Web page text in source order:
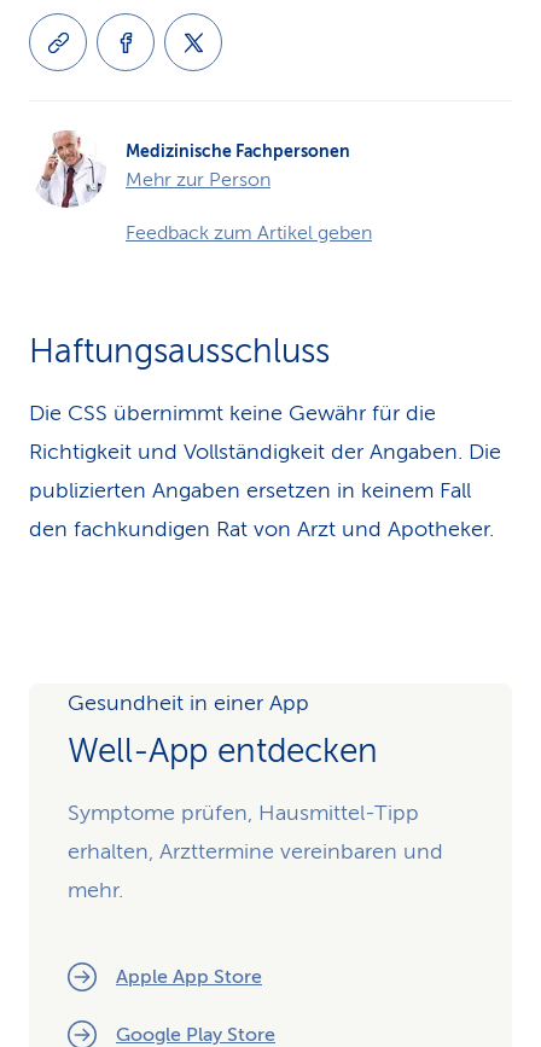
Medizinische Fachpersonen
Mehr zur Person
Feedback zum Artikel geben
Haftungsausschluss
Die CSS übernimmt keine Gewähr für die
Richtigkeit und Vollständigkeit der Angaben. Die
publizierten Angaben ersetzen in keinem Fall
den fachkundigen Rat von Arzt und Apotheker.
Gesundheit in einer App
Well-App entdecken
Symptome prüfen, Hausmittel-Tipp
erhalten, Arzttermine vereinbaren und
mehr.
Apple App Store
Google Play Store